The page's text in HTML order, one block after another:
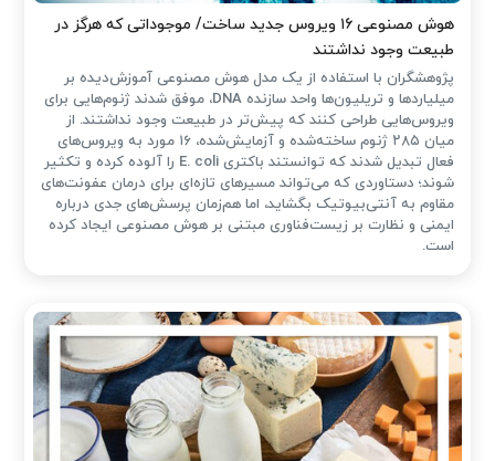
هوش مصنوعی ۱۶ ویروس جدید ساخت/ موجوداتی که هرگز در
طبیعت وجود نداشتند
پژوهشگران با استفاده از یک مدل هوش مصنوعی آموزش‌دیده بر
میلیاردها و تریلیون‌ها واحد سازنده DNA، موفق شدند ژنوم‌هایی برای
ویروس‌هایی طراحی کنند که پیش‌تر در طبیعت وجود نداشتند. از
میان ۲۸۵ ژنوم ساخته‌شده و آزمایش‌شده، ۱۶ مورد به ویروس‌های
فعال تبدیل شدند که توانستند باکتری E. coli را آلوده کرده و تکثیر
شوند؛ دستاوردی که می‌تواند مسیرهای تازه‌ای برای درمان عفونت‌های
مقاوم به آنتی‌بیوتیک بگشاید، اما هم‌زمان پرسش‌های جدی درباره
ایمنی و نظارت بر زیست‌فناوری مبتنی بر هوش مصنوعی ایجاد کرده
است.